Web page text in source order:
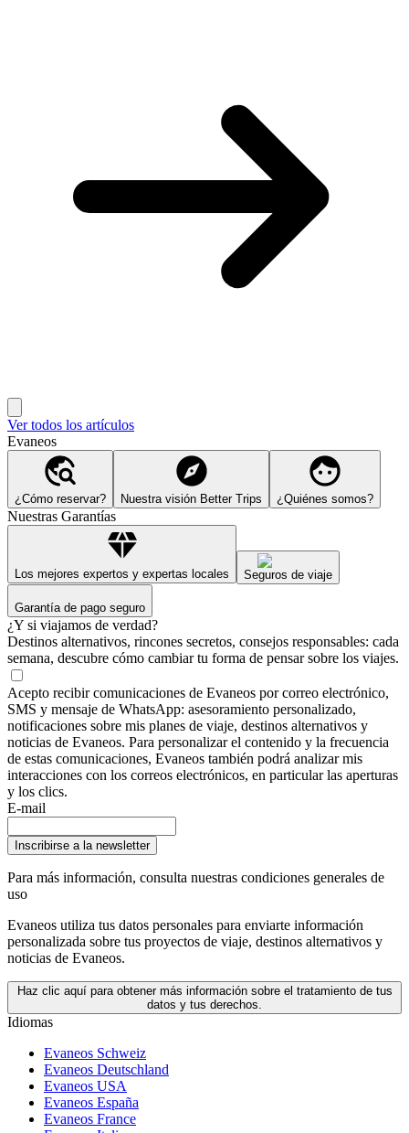
Ver todos los artículos
Evaneos
¿Cómo reservar? Nuestra visión Better Trips ¿Quiénes somos?
Nuestras Garantías
Los mejores expertos y expertas locales Seguros de viaje
Garantía de pago seguro
¿Y si viajamos de verdad?
Destinos alternativos, rincones secretos, consejos responsables: cada
semana, descubre cómo cambiar tu forma de pensar sobre los viajes.
Acepto recibir comunicaciones de Evaneos por correo electrónico,
SMS y mensaje de WhatsApp: asesoramiento personalizado,
notificaciones sobre mis planes de viaje, destinos alternativos y
noticias de Evaneos. Para personalizar el contenido y la frecuencia
de estas comunicaciones, Evaneos también podrá analizar mis
interacciones con los correos electrónicos, en particular las aperturas
y los clics.
E-mail
Inscribirse a la newsletter
Para más información, consulta nuestras condiciones generales de
uso
Evaneos utiliza tus datos personales para enviarte información
personalizada sobre tus proyectos de viaje, destinos alternativos y
noticias de Evaneos.
Haz clic aquí para obtener más información sobre el tratamiento de tus
datos y tus derechos.
Idiomas
Evaneos Schweiz
Evaneos Deutschland
Evaneos USA
Evaneos España
Evaneos France